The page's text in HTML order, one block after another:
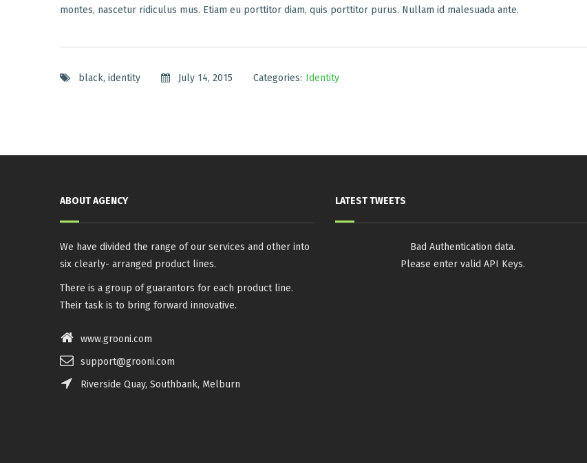
montes, nascetur ridiculus mus. Etiam eu porttitor diam, quis porttitor purus. Nullam id malesuada ante.
black, identity July 14, 2015 Categories: Identity
ABOUT AGENCY
We have divided the range of our services and other into
six clearly- arranged product lines.
There is a group of guarantors for each product line.
Their task is to bring forward innovative.
www.grooni.com
support@grooni.com
Riverside Quay, Southbank, Melburn
LATEST TWEETS
Bad Authentication data.
Please enter valid API Keys.